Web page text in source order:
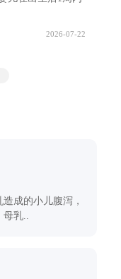
2026-07-22
成的小儿腹泻，
乳..